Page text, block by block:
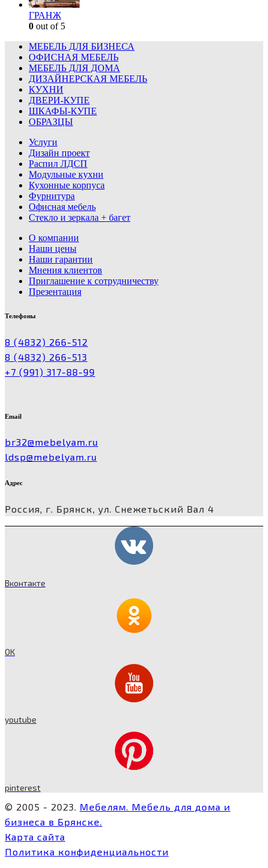
ГРАНЖ
0 out of 5
МЕБЕЛЬ ДЛЯ БИЗНЕСА
ОФИСНАЯ МЕБЕЛЬ
МЕБЕЛЬ ДЛЯ ДОМА
ДИЗАЙНЕРСКАЯ МЕБЕЛЬ
КУХНИ
ДВЕРИ-КУПЕ
ШКАФЫ-КУПЕ
ОБРАЗЦЫ
Услуги
Дизайн проект
Распил ЛДСП
Модульные кухни
Кухонные корпуса
Фурнитура
Офисная мебель
Стекло и зеркала + багет
О компании
Наши цены
Наши гарантии
Мнения клиентов
Приглашение к сотрудничеству
Презентация
Телефоны
8 (4832) 266-512
8 (4832) 266-513
+7 (991) 317-88-99
Email
br32@mebelyam.ru
ldsp@mebelyam.ru
Адрес
Россия, г. Брянск, ул. Снежетьский Вал 4
Вконтакте
OK
youtube
pinterest
© 2005 - 2023. Мебелям. Мебель для дома и
бизнеса в Брянске.
Карта сайта
Политика конфиденциальности